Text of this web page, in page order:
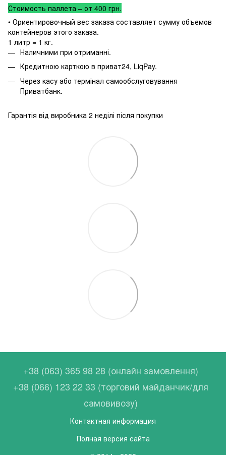
Стоимость паллета – от 400 грн.
• Ориентировочный вес заказа составляет сумму объемов
контейнеров этого заказа.
1 литр = 1 кг.
Наличними при отриманні.
Кредитною карткою в приват24, LiqPay.
Через касу або термінал самообслуговування
Приватбанк.
Гарантія від виробника 2 неділі після покупки
+38 (063) 365 98 28 (онлайн замовлення)
+38 (066) 123 22 33 (торговий майданчик/для
самовивозу)
Контактная информация
Полная версия сайта